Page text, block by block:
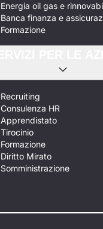
Energia oil gas e
Banca finanza e
Formazione
Recruiting
Consulenza HR
Apprendistato
Tirocinio
Formazione
Diritto Mirato
Somministrazione